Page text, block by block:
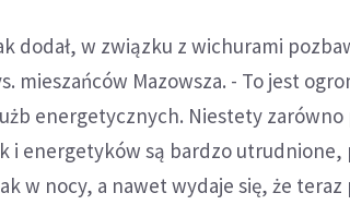
dodał, w związku z wichurami
mieszańców Mazowsza. - To jest
energetycznych. Niestety
i energetyków są bardzo utrudnione,
w nocy, a nawet wydaje się, że teraz